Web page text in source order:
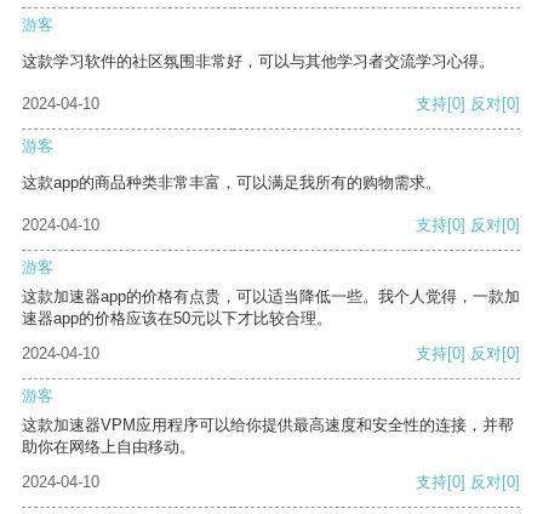
游客
这款学习软件的社区氛围非常好，可以与其他学习者交流学习心得。
2024-04-10 支持[0] 反对[0]
游客
这款app的商品种类非常丰富，可以满足我所有的购物需求。
2024-04-10 支持[0] 反对[0]
游客
这款加速器app的价格有点贵，可以适当降低一些。我个人觉得，一款加
速器app的价格应该在50元以下才比较合理。
2024-04-10
支持[0] 反对[0]
游客
这款加速器VPM应用程序可以给你提供最高速度和安全性的连接，并帮
助你在网络上自由移动。
2024-04-10
支持[0] 反对[0]